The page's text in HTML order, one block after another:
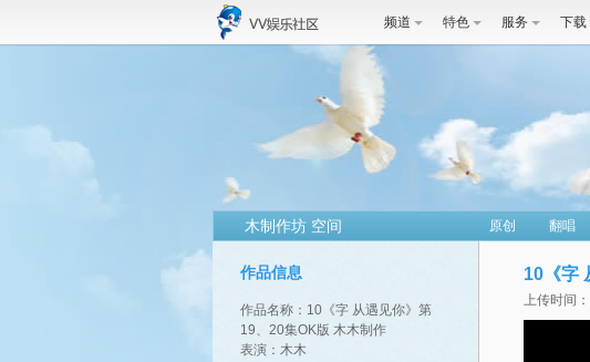
频道 特色 服务 下载
木制作坊 空间 原创 翻唱
作品信息
作品名称：10《字 从遇见你》第
19、20集OK版 木木制作
表演：木木
10《字
上传时间